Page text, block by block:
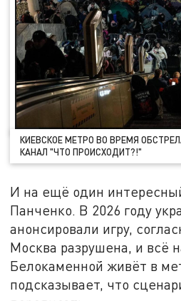
КИЕВСКОЕ МЕТРО ВО ВРЕМЯ
КАНАЛ "ЧТО ПРОИСХОДИТ?!"
И на ещё один
Панченко. В 2026 году
анонсировали игру,
Москва разрушена, и всё
Белокаменной живёт в
подсказывает, что